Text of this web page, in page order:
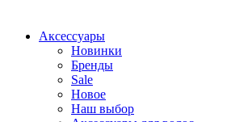
Аксессуары
Новинки
Бренды
Sale
Новое
Наш выбор